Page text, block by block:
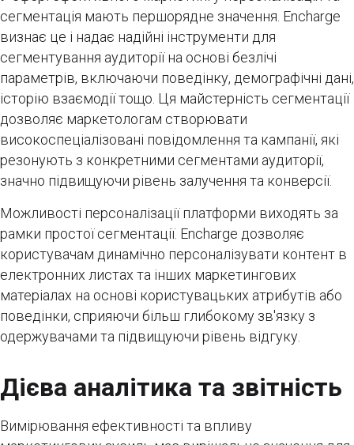
сегментація мають першорядне значення. Encharge
визнає це і надає надійні інструменти для
сегментування аудиторії на основі безлічі
параметрів, включаючи поведінку, демографічні дані,
історію взаємодії тощо. Ця майстерність сегментації
дозволяє маркетологам створювати
високоспеціалізовані повідомлення та кампанії, які
резонують з конкретними сегментами аудиторії,
значно підвищуючи рівень залучення та конверсії.
Можливості персоналізації платформи виходять за
рамки простої сегментації. Encharge дозволяє
користувачам динамічно персоналізувати контент в
електронних листах та інших маркетингових
матеріалах на основі користувацьких атрибутів або
поведінки, сприяючи більш глибокому зв'язку з
одержувачами та підвищуючи рівень відгуку.
Дієва аналітика та звітність
Вимірювання ефективності та впливу